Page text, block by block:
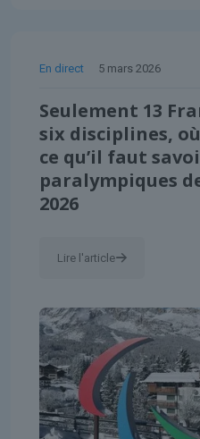
En direct 5 mars 2026
Seulement 13
six disciplines,
ce qu’il faut
paralympiques
2026
Lire l'article